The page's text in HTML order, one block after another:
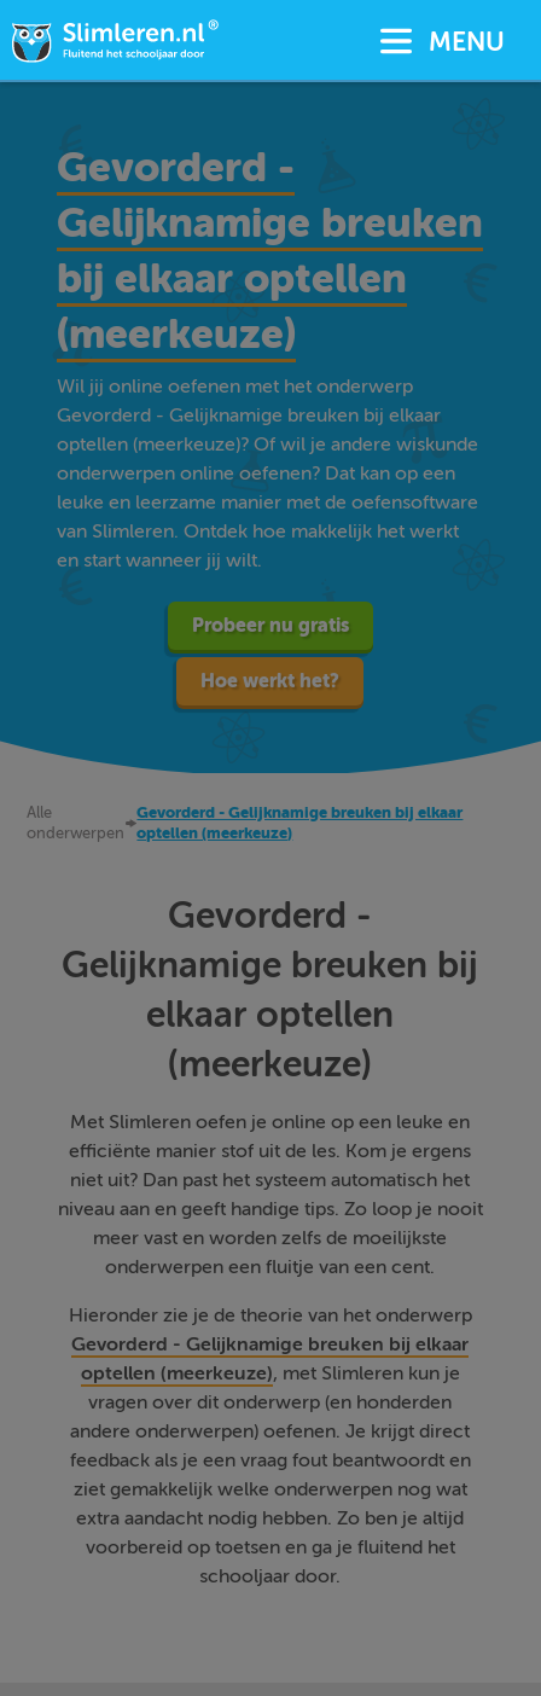
MENU
Gevorderd -
Gelijknamige breuken
bij elkaar optellen
(meerkeuze)
Wil jij online oefenen met het onderwerp
Gevorderd - Gelijknamige breuken bij elkaar
optellen (meerkeuze)? Of wil je andere wiskunde
onderwerpen online oefenen? Dat kan op een
leuke en leerzame manier met de oefensoftware
van Slimleren. Ontdek hoe makkelijk het werkt
en start wanneer jij wilt.
Probeer nu gratis
Hoe werkt het?
Alle
onderwerpen
Gevorderd - Gelijknamige breuken bij elkaar
optellen (meerkeuze)
Gevorderd -
Gelijknamige breuken bij
elkaar optellen
(meerkeuze)
Met Slimleren oefen je online op een leuke en
efficiënte manier stof uit de les. Kom je ergens
niet uit? Dan past het systeem automatisch het
niveau aan en geeft handige tips. Zo loop je nooit
meer vast en worden zelfs de moeilijkste
onderwerpen een fluitje van een cent.
Hieronder zie je de theorie van het onderwerp
Gevorderd - Gelijknamige breuken bij elkaar
optellen (meerkeuze), met Slimleren kun je
vragen over dit onderwerp (en honderden
andere onderwerpen) oefenen. Je krijgt direct
feedback als je een vraag fout beantwoordt en
ziet gemakkelijk welke onderwerpen nog wat
extra aandacht nodig hebben. Zo ben je altijd
voorbereid op toetsen en ga je fluitend het
schooljaar door.